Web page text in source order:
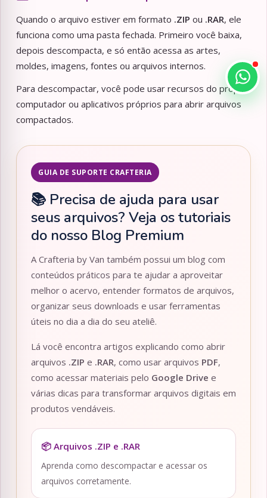
Quando o arquivo estiver em formato .ZIP ou .RAR, ele
funciona como uma pasta fechada. Primeiro você baixa,
depois descompacta, e só então acessa as artes,
moldes, imagens, fontes ou arquivos internos.
Para descompactar, você pode usar recursos do próprio
computador ou aplicativos próprios para abrir arquivos
compactados.
GUIA DE SUPORTE CRAFTERIA
📚 Precisa de ajuda para usar
seus arquivos? Veja os tutoriais
do nosso Blog Premium
A Crafteria by Van também possui um blog com
conteúdos práticos para te ajudar a aproveitar
melhor o acervo, entender formatos de arquivos,
organizar seus downloads e usar ferramentas
úteis no dia a dia do seu ateliê.
Lá você encontra artigos explicando como abrir
arquivos .ZIP e .RAR, como usar arquivos PDF,
como acessar materiais pelo Google Drive e
várias dicas para transformar arquivos digitais em
produtos vendáveis.
📦 Arquivos .ZIP e .RAR
Aprenda como descompactar e acessar os
arquivos corretamente.